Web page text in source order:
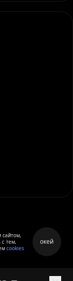
сайтом,
тем,
cookies
окей